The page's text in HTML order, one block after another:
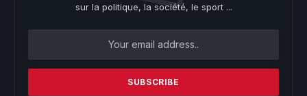
sur la politique, la société, le sport ...